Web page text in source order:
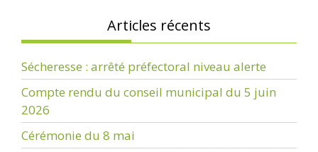
Articles récents
Sécheresse : arrêté préfectoral niveau alerte
Compte rendu du conseil municipal du 5 juin
2026
Cérémonie du 8 mai